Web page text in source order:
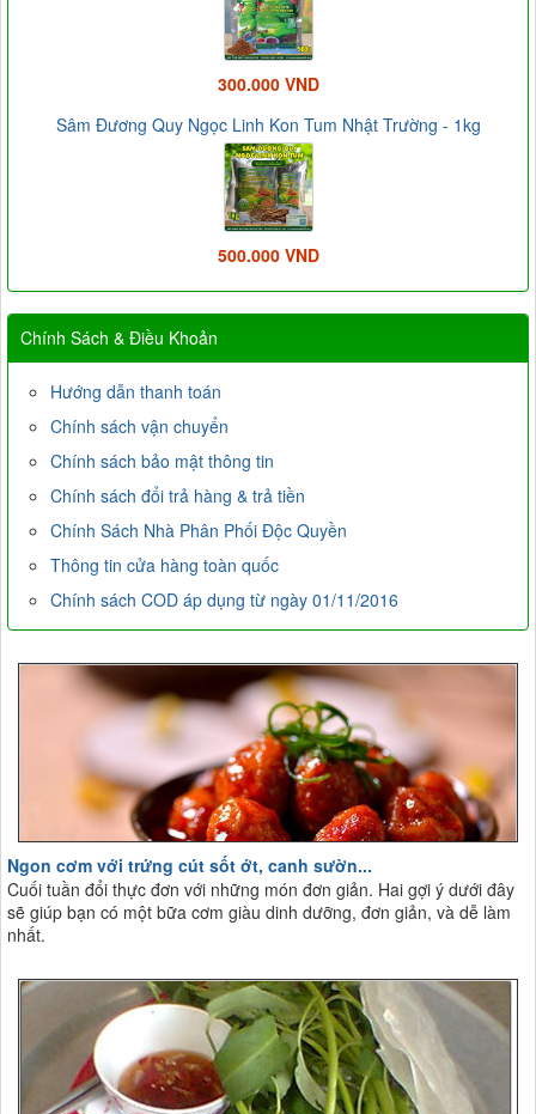
300.000 VND
Sâm Đương Quy Ngọc Linh Kon Tum Nhật Trường - 1kg
500.000 VND
Chính Sách & Điều Khoản
Hướng dẫn thanh toán
Chính sách vận chuyển
Chính sách bảo mật thông tin
Chính sách đổi trả hàng & trả tiền
Chính Sách Nhà Phân Phối Độc Quyền
Thông tin cửa hàng toàn quốc
Chính sách COD áp dụng từ ngày 01/11/2016
Ngon cơm với trứng cút sốt ớt, canh sườn...
Cuối tuần đổi thực đơn với những món đơn giản. Hai gợi ý dưới đây
sẽ giúp bạn có một bữa cơm giàu dinh dưỡng, đơn giản, và dễ làm
nhất.